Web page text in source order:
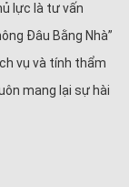
lực là tư vấn
Đâu Bằng Nhà”
vụ và tính thẩm
mang lại sự hài